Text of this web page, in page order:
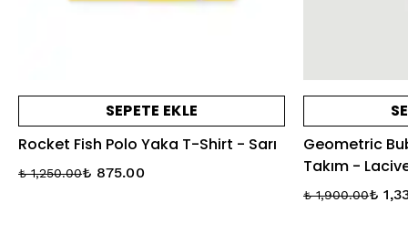
SEPETE EKLE
Rocket Fish Polo Yaka T-Shirt - Sarı
₺ 1,250.00₺ 875.00
Geometric
Takım -
₺ 1,900.00₺